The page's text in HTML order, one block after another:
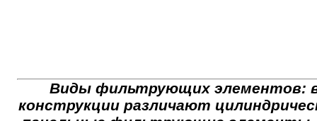
Виды фильтрующих элементов:
конструкции различают